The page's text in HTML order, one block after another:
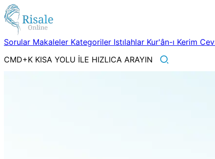
Sorular Makaleler Kategoriler Istılahlar Kur'ân-ı Kerim
CMD+K KISA YOLU İLE HIZLICA ARAYIN